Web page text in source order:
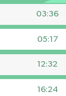
03:36
05:17
12:32
16:24